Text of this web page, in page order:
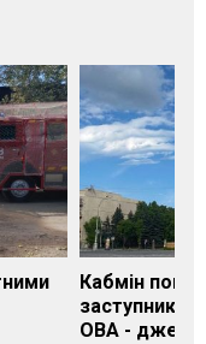
Кабмін
заступника
ОВА -